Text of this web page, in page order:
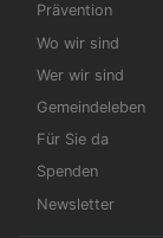
Prävention
Wo wir sind
Wer wir sind
Gemeindeleben
Für Sie da
Spenden
Newsletter